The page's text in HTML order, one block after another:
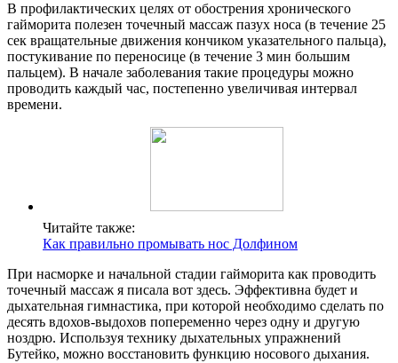
В профилактических целях от обострения хронического
гайморита полезен точечный массаж пазух носа (в течение 25
сек вращательные движения кончиком указательного пальца),
постукивание по переносице (в течение 3 мин большим
пальцем). В начале заболевания такие процедуры можно
проводить каждый час, постепенно увеличивая интервал
времени.
Читайте также:
Как правильно промывать нос Долфином
При насморке и начальной стадии гайморита как проводить
точечный массаж я писала вот здесь. Эффективна будет и
дыхательная гимнастика, при которой необходимо сделать по
десять вдохов-выдохов попеременно через одну и другую
ноздрю. Используя технику дыхательных упражнений
Бутейко, можно восстановить функцию носового дыхания.